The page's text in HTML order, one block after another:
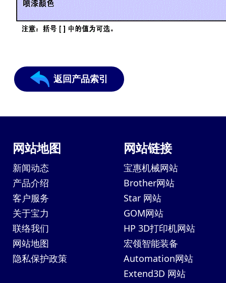
返回产品索引
网站地图
新闻动态
产品介绍
客户服务
关于宝力
联络我们
网站地图
隐私保护政策
网站链接
宝惠机械网站
Brother网站
Star 网站
GOM网站
HP 3D打印机网站
宏领智能装备
Automation网站
Extend3D 网站